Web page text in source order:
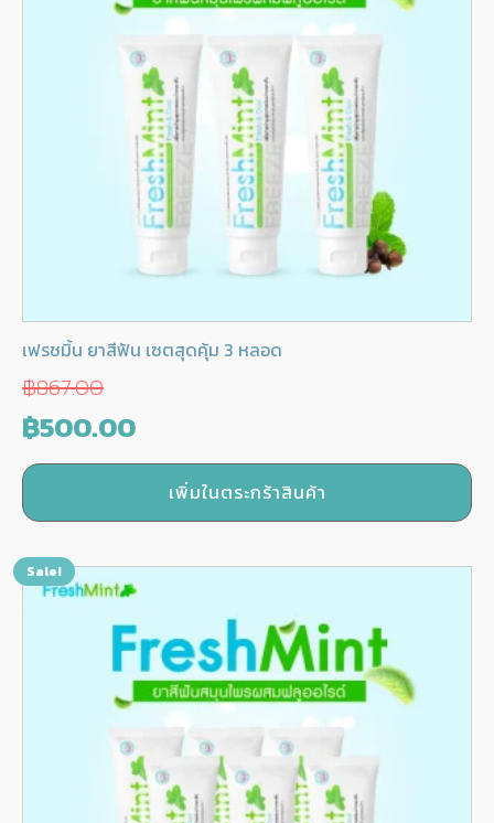
เฟรชมิ้น ยาสีฟัน เซตสุดคุ้ม 3 หลอด
฿867.00
Original
price
was:
฿867.00.
฿500.00Current
price
is:
฿500.00.
เพิ่มในตระกร้าสินค้า
Sale!